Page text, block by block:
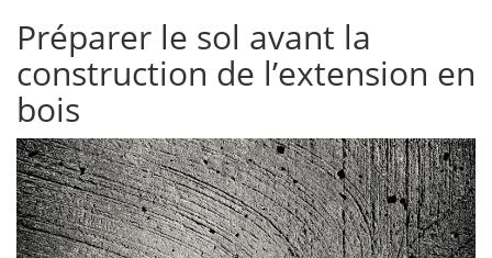
Préparer le sol avant la
construction de l’extension en
bois